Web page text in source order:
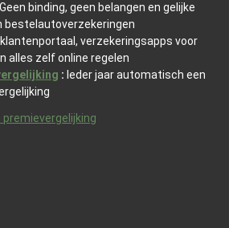
Geen binding, geen belangen en gelijke
bestelautoverzekeringen
verzekeringsapps voor
alles zelf online regelen
: Ieder jaar automatisch een
premievergelijking